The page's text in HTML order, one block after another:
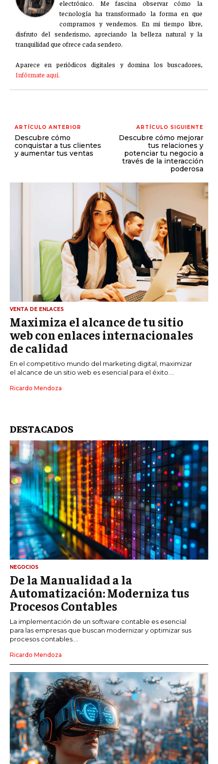
electrónico. Me fascina observar cómo la
tecnología ha transformado la forma en que
compramos y vendemos. En mi tiempo libre,
disfruto del senderismo, apreciando la belleza natural y la
tranquilidad que ofrece cada sendero.
Aparece en periódicos digitales y domina los buscadores,
Infórmate aquí.
ARTÍCULO ANTERIOR
Descubre cómo
conquistar a tus clientes
y aumentar tus ventas
ARTÍCULO SIGUIENTE
Descubre cómo mejorar
tus relaciones y
potenciar tu negocio a
través de la interacción
poderosa
VENTA DE ENLACES
Maximiza el alcance de tu sitio
web con enlaces internacionales
de calidad
En el competitivo mundo del marketing digital, maximizar
el alcance de un sitio web es esencial para el éxito....
Ricardo Mendoza
DESTACADOS
NEGOCIOS
De la Manualidad a la
Automatización: Moderniza tus
Procesos Contables
La implementación de un software contable es esencial
para las empresas que buscan modernizar y optimizar sus
procesos contables....
Ricardo Mendoza